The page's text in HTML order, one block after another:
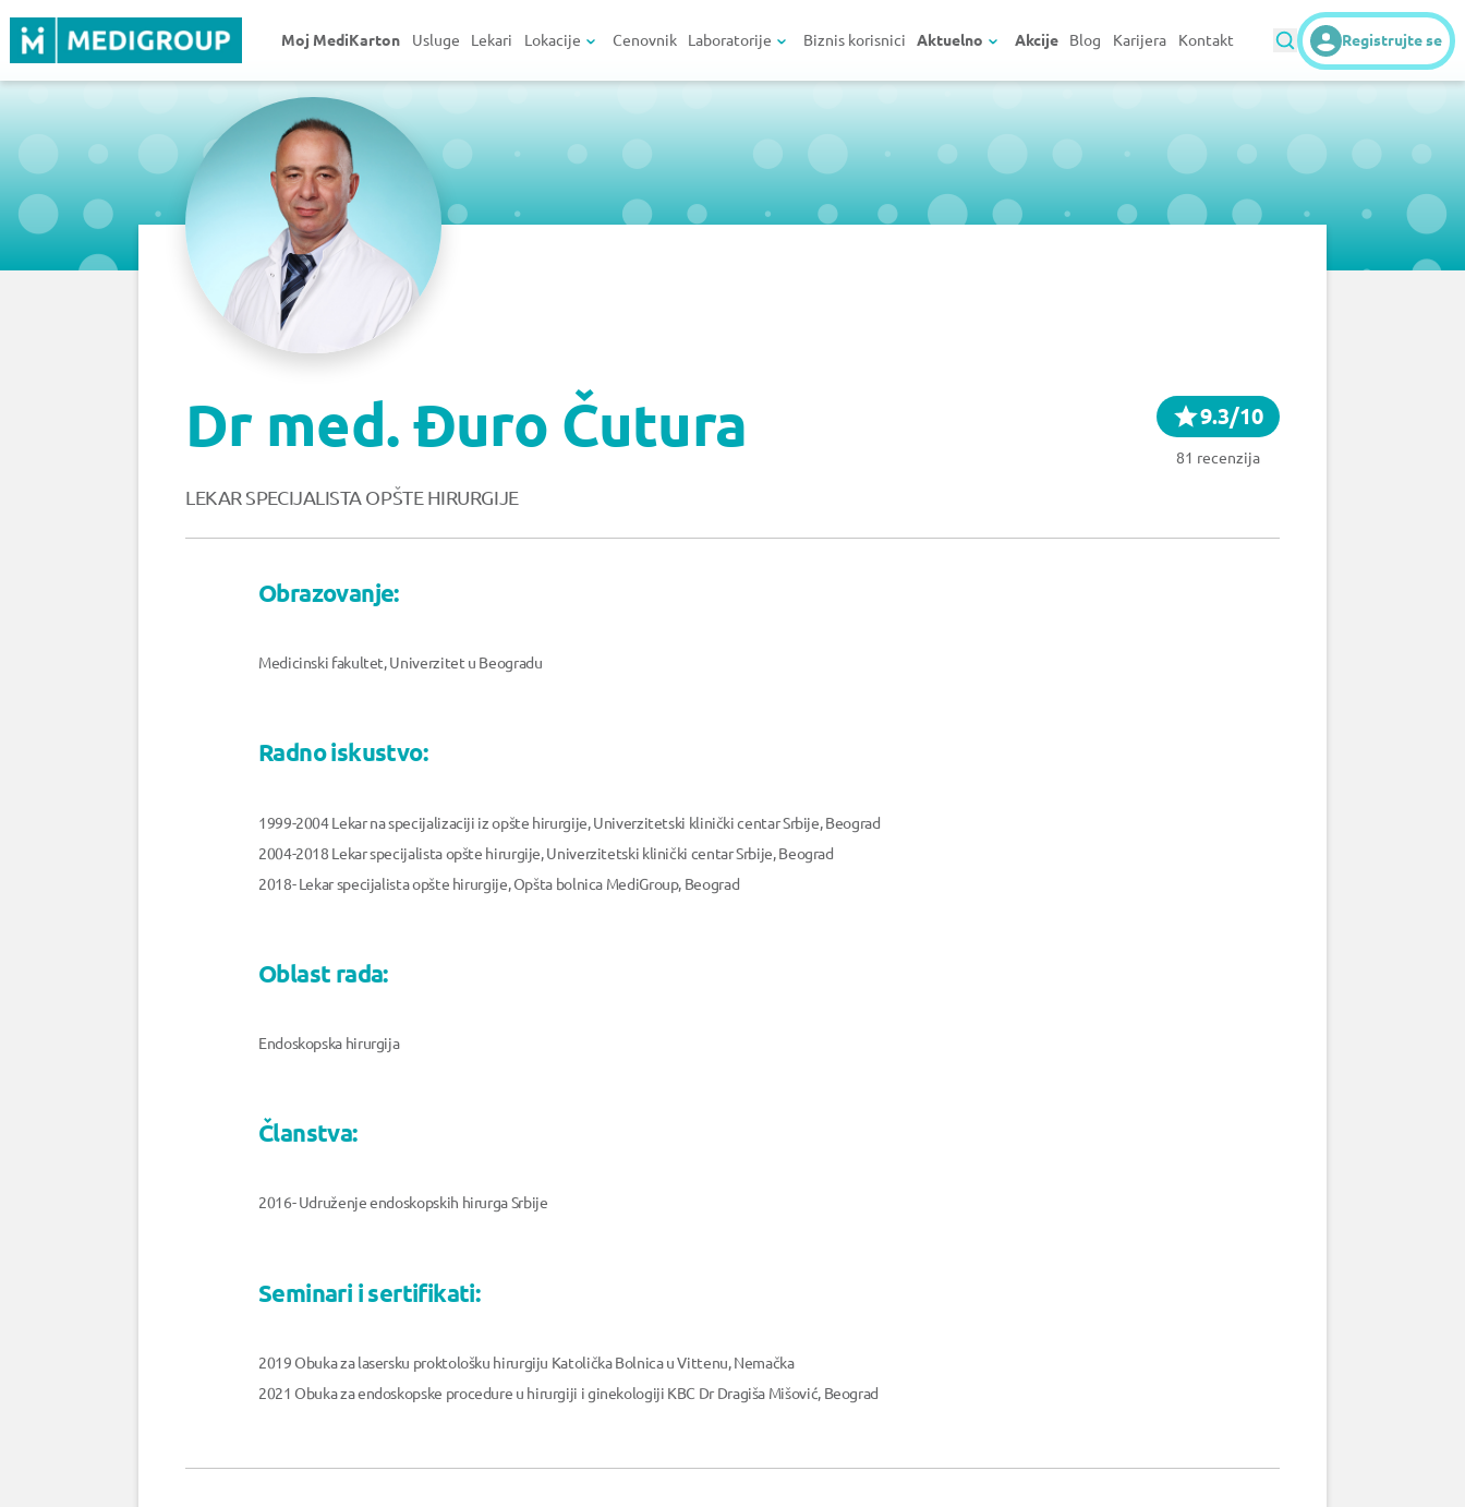
Moj MediKarton Usluge Lekari Lokacije Cenovnik Laboratorije Biznis korisnici Aktuelno Akcije Blog Karijera Kontakt Registrujte se
Dr med. Đuro Čutura
LEKAR SPECIJALISTA OPŠTE HIRURGIJE
9.3/10
81 recenzija
Obrazovanje:
Medicinski fakultet, Univerzitet u Beogradu
Radno iskustvo:
1999-2004 Lekar na specijalizaciji iz opšte hirurgije, Univerzitetski klinički centar Srbije, Beograd
2004-2018 Lekar specijalista opšte hirurgije, Univerzitetski klinički centar Srbije, Beograd
2018- Lekar specijalista opšte hirurgije, Opšta bolnica MediGroup, Beograd
Oblast rada:
Endoskopska hirurgija
Članstva:
2016- Udruženje endoskopskih hirurga Srbije
Seminari i sertifikati:
2019 Obuka za lasersku proktološku hirurgiju Katolička Bolnica u Vittenu, Nemačka
2021 Obuka za endoskopske procedure u hirurgiji i ginekologiji KBC Dr Dragiša Mišović, Beograd